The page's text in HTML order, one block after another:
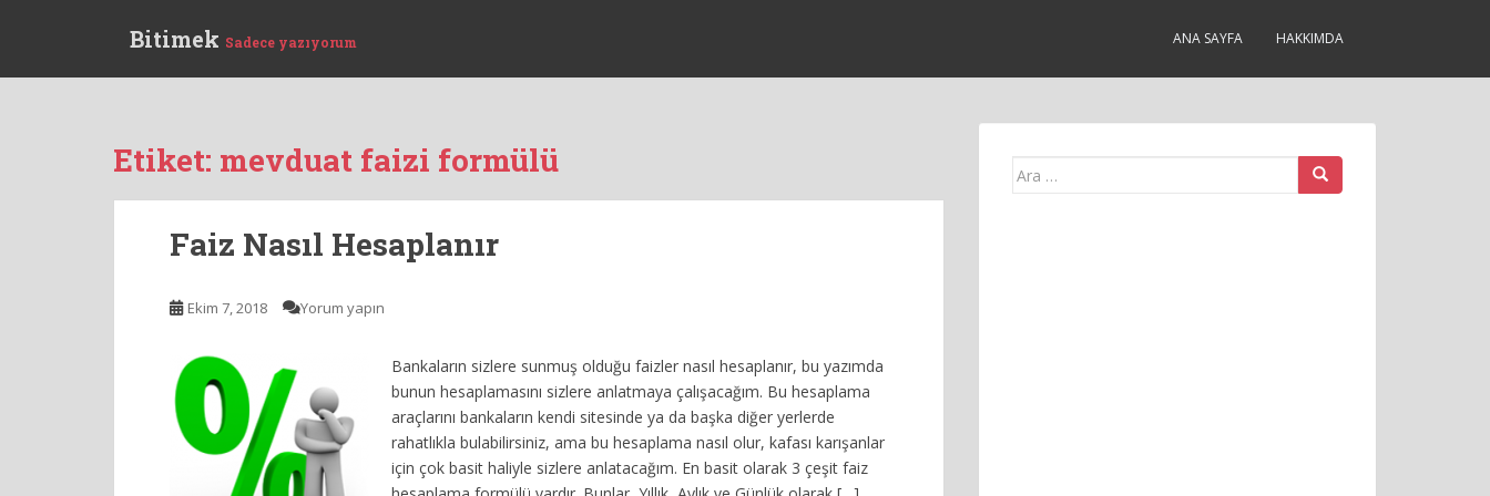
Bitimek Sadece yazıyorum ANA SAYFA HAKKIMDA
Etiket: mevduat faizi formülü
Faiz Nasıl Hesaplanır
Ekim 7, 2018 Yorum yapın
Bankaların sizlere sunmuş olduğu faizler nasıl hesaplanır, bu yazımda
bunun hesaplamasını sizlere anlatmaya çalışacağım. Bu hesaplama
araçlarını bankaların kendi sitesinde ya da başka diğer yerlerde
rahatlıkla bulabilirsiniz, ama bu hesaplama nasıl olur, kafası karışanlar
için çok basit haliyle sizlere anlatacağım. En basit olarak 3 çeşit faiz
Arama